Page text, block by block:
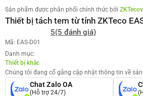
Sản phẩm được phân phối chính thức bởi
Thiết bị tách tem từ tính ZKTeco
5(5 đánh giá)
Mã: EAS-D01
Danh mục:
Thiết bị khác
Chúng tôi đang cố gắng cập nhật thông tin về
Chat Zalo OA
(Hỗ trợ 24/7)